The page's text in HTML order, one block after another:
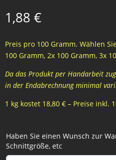
1,88 €
Preis pro 100 Gramm. Wählen
100 Gramm, 2x 100 Gramm, 3x
Da das Produkt per Handarbeit
in der Endabrechnung minimal
1 kg kostet 18,80 € – Preise inkl.
Haben Sie einen Wunsch zur
Schnittgröße, etc